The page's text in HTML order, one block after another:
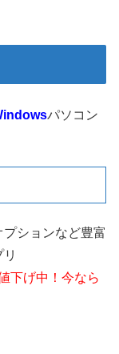
パソコン
ションなど豊富
下げ中！今なら